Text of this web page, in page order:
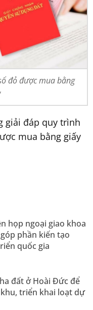
đỏ được mua bằng
giải đáp quy trình
mua bằng giấy
họp ngoại giao khoa
phần kiến tạo
quốc gia
đất ở Hoài Đức để
triển khai loạt dự